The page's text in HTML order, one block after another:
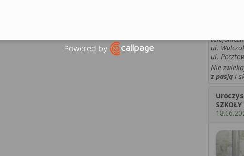
Termin
Do
kontaktu
ul.
ul.
Nie
z pasją i
SZKOŁY
Powered by